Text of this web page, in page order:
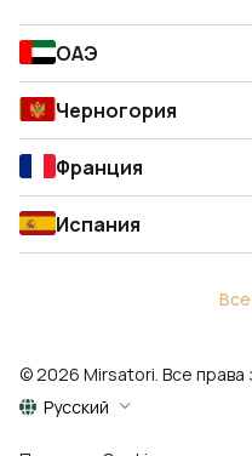
ОАЭ
Черногория
Франция
Испания
© 2026 Mirsatori. Все права
Русский